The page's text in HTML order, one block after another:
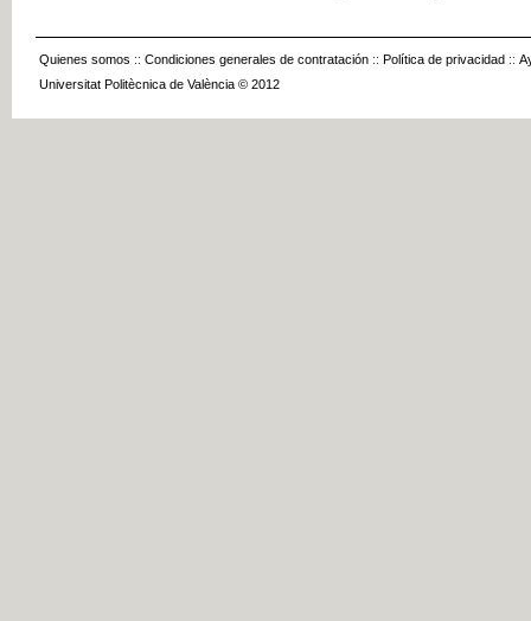
Quienes somos :: Condiciones generales de contratación :: Política de privacidad ::
Universitat Politècnica de València © 2012